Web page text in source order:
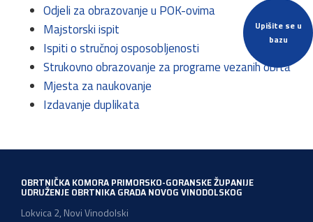
Upišite se u
bazu
Odjeli za obrazovanje u POK-ovima
Majstorski ispit
Ispiti o stručnoj osposobljenosti
Strukovno obrazovanje za programe vezanih obrta
Mjesta za naukovanje
Izdavanje duplikata
OBRTNIČKA KOMORA PRIMORSKO-GORANSKE ŽUPANIJE
UDRUŽENJE OBRTNIKA GRADA NOVOG VINODOLSKOG
Lokvica 2, Novi Vinodolski